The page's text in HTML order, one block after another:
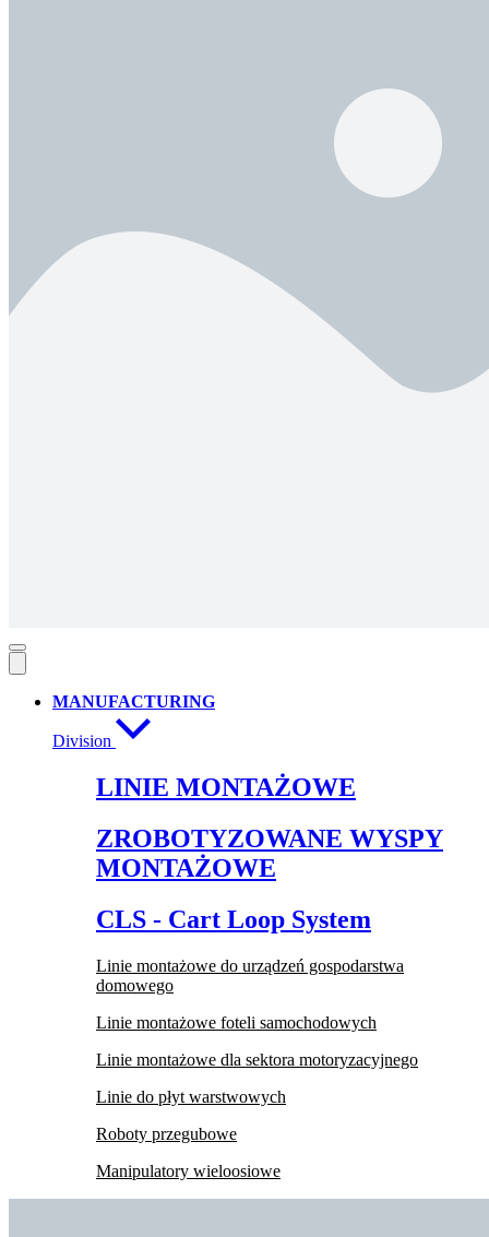
MANUFACTURING
Division
LINIE MONTAŻOWE
ZROBOTYZOWANE WYSPY
MONTAŻOWE
CLS - Cart Loop System
Linie montażowe do urządzeń gospodarstwa
domowego
Linie montażowe foteli samochodowych
Linie montażowe dla sektora motoryzacyjnego
Linie do płyt warstwowych
Roboty przegubowe
Manipulatory wieloosiowe